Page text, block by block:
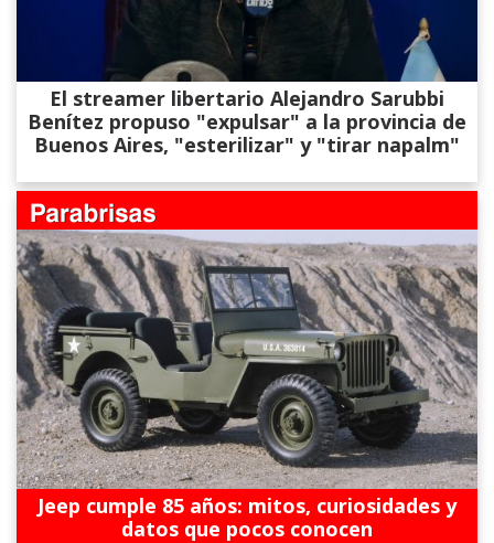
El streamer libertario Alejandro Sarubbi
Benítez propuso "expulsar" a la provincia de
Buenos Aires, "esterilizar" y "tirar napalm"
Jeep cumple 85 años: mitos, curiosidades y
datos que pocos conocen